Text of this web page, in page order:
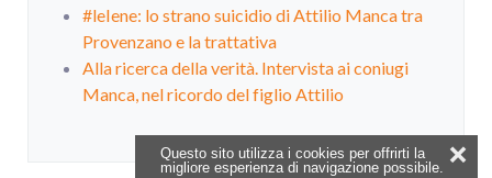
Questo sito utilizza i cookies per offrirti la
migliore esperienza di navigazione possibile.
❌
#leIene: lo strano suicidio di Attilio Manca tra
Provenzano e la trattativa
Alla ricerca della verità. Intervista ai coniugi
Manca, nel ricordo del figlio Attilio